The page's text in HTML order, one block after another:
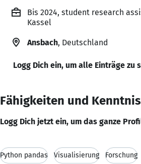
Bis 2024, student research
Kassel
Ansbach, Deutschland
Logg Dich ein, um alle Einträge zu
Fähigkeiten und
Logg Dich jetzt ein, um das ganze
Python pandas Visualisierung Forschung